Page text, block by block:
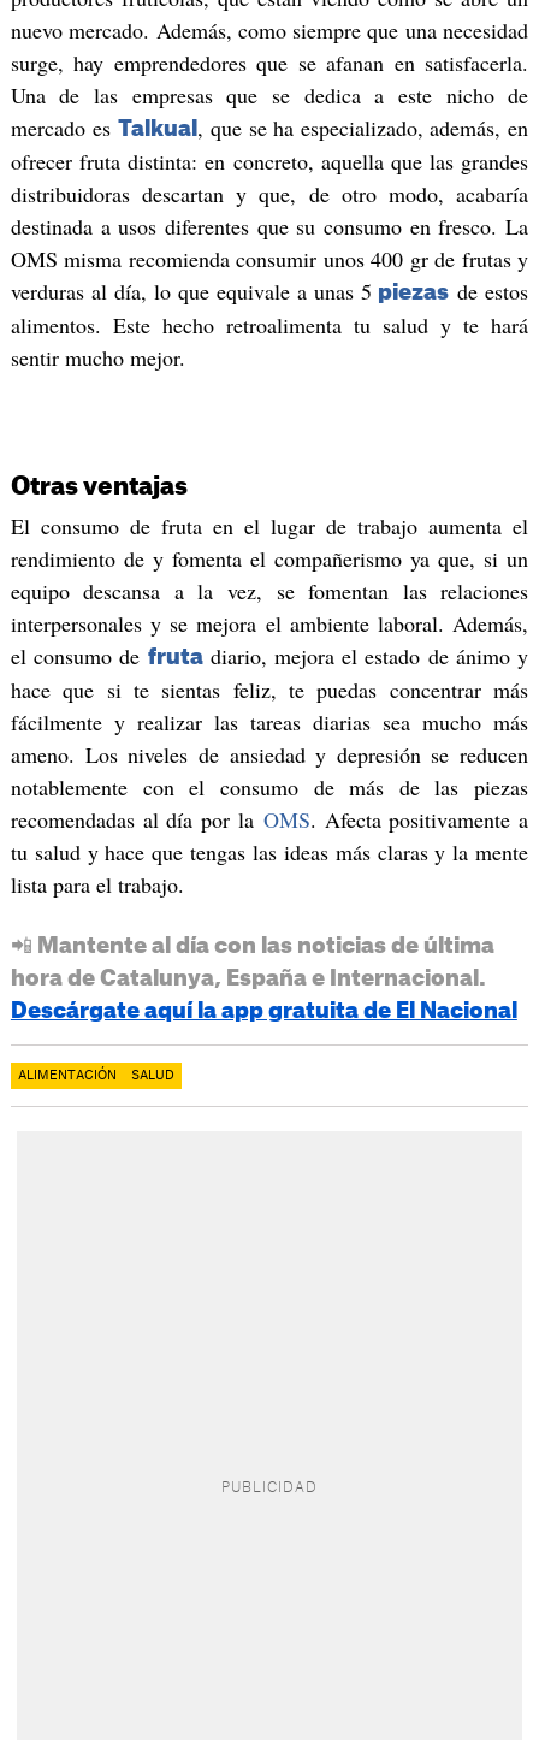
nuevo mercado. Además, como siempre que una necesidad
surge, hay emprendedores que se afanan en satisfacerla.
Una de las empresas que se dedica a este nicho de
mercado esTalkual , que se ha especializado, además, en
ofrecer fruta distinta: en concreto, aquella que las grandes
distribuidoras descartan y que, de otro modo, acabaría
destinada a usos diferentes que su consumo en fresco. La
OMS misma recomienda consumir unos 400 gr de frutas y
verduras al día, lo que equivale a unas 5 piezas de estos
alimentos. Este hecho retroalimenta tu salud y te hará
sentir mucho mejor.
Otras ventajas
El consumo de fruta en el lugar de trabajo aumenta el
rendimiento de y fomenta el compañerismo ya que, si un
equipo descansa a la vez, se fomentan las relaciones
interpersonales y se mejora el ambiente laboral. Además,
el consumo de frutadiario, mejora el estado de ánimo y
hace que si te sientas feliz, te puedas concentrar más
fácilmente y realizar las tareas diarias sea mucho más
ameno. Los niveles de ansiedad y depresión se reducen
notablemente con el consumo de más de las piezas
recomendadas al día por la OMS. Afecta positivamente a
tu salud y hace que tengas las ideas más claras y la mente
lista para el trabajo.
📲 Mantente al día con las noticias de última
hora de Catalunya, España e Internacional.
Descárgate aquí la app gratuita de El Nacional
ALIMENTACIÓN SALUD